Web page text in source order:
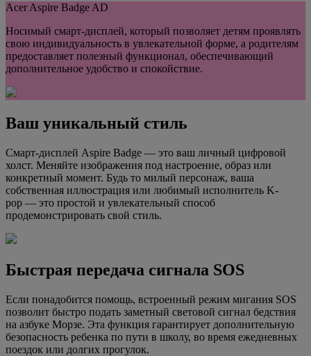
Acer Aspire Badge AD
Носимый смарт-дисплей, который позволяет детям проявлять
свою индивидуальность в увлекательной форме, а родителям
предоставляет полезный функционал, обеспечивающий
дополнительное удобство и спокойствие.
Ваш уникальный стиль
Смарт-дисплей Aspire Badge — это ваш личный цифровой
холст. Меняйте изображения под настроение, образ или
конкретный момент. Будь то милый персонаж, ваша
собственная иллюстрация или любимый исполнитель K-
pop — это простой и увлекательный способ
продемонстрировать свой стиль.
Быстрая передача сигнала SOS
Если понадобится помощь, встроенный режим мигания SOS
позволит быстро подать заметный световой сигнал бедствия
на азбуке Морзе. Эта функция гарантирует дополнительную
безопасность ребенка по пути в школу, во время ежедневных
поездок или долгих прогулок.